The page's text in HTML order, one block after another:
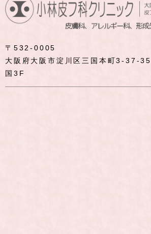
〒532-0005
大阪府大阪市淀川区三国本町3-37-
国3F